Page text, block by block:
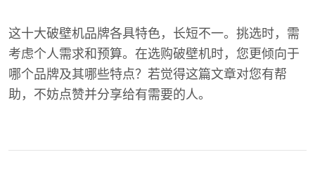
这十大破壁机品牌各具特色，长短不一。挑选时，需
考虑个人需求和预算。在选购破壁机时，您更倾向于
哪个品牌及其哪些特点？若觉得这篇文章对您有帮
助，不妨点赞并分享给有需要的人。